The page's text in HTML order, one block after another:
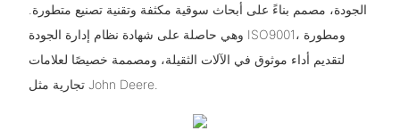
الجودة، مصمم بناءً على أبحاث سوقية مكثفة وتقنية تصنيع متطورة.
وهي حاصلة على شهادة نظام إدارة الجودة ISO9001، ومطورة
لتقديم أداء موثوق في الآلات الثقيلة، ومصممة خصيصًا لعلامات
تجارية مثل John Deere.